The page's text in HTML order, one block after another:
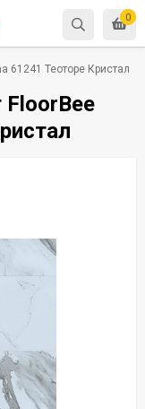
0
61241 Теоторе Кристал